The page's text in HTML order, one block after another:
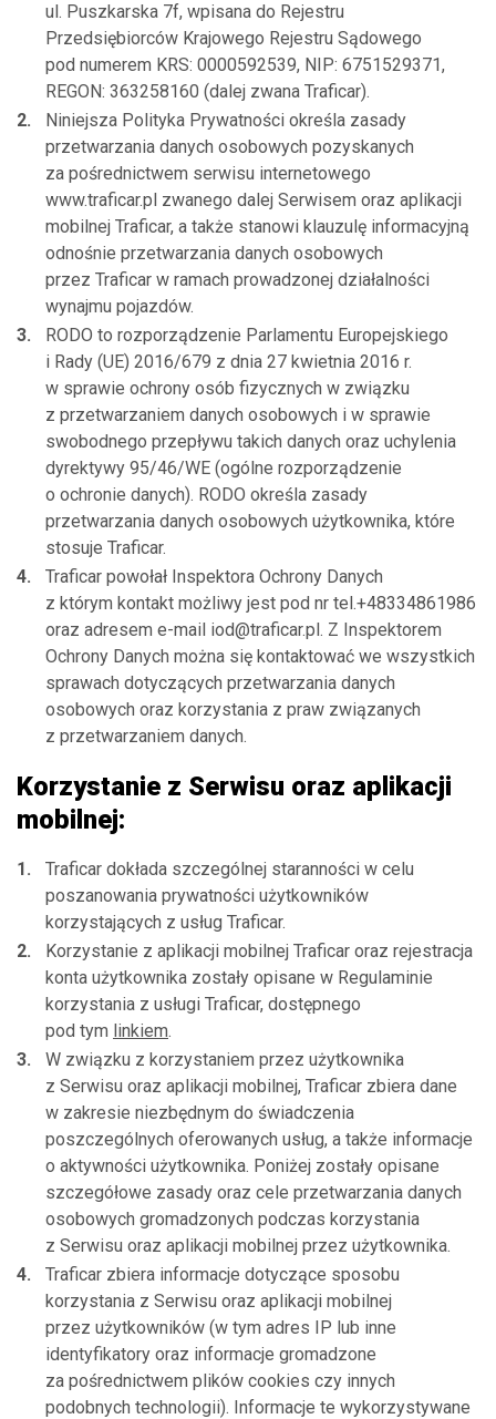
Pomoc
ul. Puszkarska 7f, wpisana do Rejestru
Przedsiębiorców Krajowego Rejestru Sądowego
pod numerem KRS: 0000592539, NIP: 6751529371,
REGON: 363258160 (dalej zwana Traficar).
Niniejsza Polityka Prywatności określa zasady
przetwarzania danych osobowych pozyskanych
za pośrednictwem serwisu internetowego
www.traficar.pl zwanego dalej Serwisem oraz aplikacji
mobilnej Traficar, a także stanowi klauzulę informacyjną
odnośnie przetwarzania danych osobowych
przez Traficar w ramach prowadzonej działalności
wynajmu pojazdów.
RODO to rozporządzenie Parlamentu Europejskiego
i Rady (UE) 2016/679 z dnia 27 kwietnia 2016 r.
w sprawie ochrony osób fizycznych w związku
z przetwarzaniem danych osobowych i w sprawie
swobodnego przepływu takich danych oraz uchylenia
dyrektywy 95/46/WE (ogólne rozporządzenie
o ochronie danych). RODO określa zasady
przetwarzania danych osobowych użytkownika, które
stosuje Traficar.
Traficar powołał Inspektora Ochrony Danych
z którym kontakt możliwy jest pod nr tel.+48334861986
oraz adresem e-mail iod@traficar.pl. Z Inspektorem
Ochrony Danych można się kontaktować we wszystkich
sprawach dotyczących przetwarzania danych
osobowych oraz korzystania z praw związanych
z przetwarzaniem danych.
Korzystanie z Serwisu oraz aplikacji
mobilnej:
Traficar dokłada szczególnej staranności w celu
poszanowania prywatności użytkowników
korzystających z usług Traficar.
Korzystanie z aplikacji mobilnej Traficar oraz rejestracja
konta użytkownika zostały opisane w Regulaminie
korzystania z usługi Traficar, dostępnego
pod tym linkiem.
W związku z korzystaniem przez użytkownika
z Serwisu oraz aplikacji mobilnej, Traficar zbiera dane
w zakresie niezbędnym do świadczenia
poszczególnych oferowanych usług, a także informacje
o aktywności użytkownika. Poniżej zostały opisane
szczegółowe zasady oraz cele przetwarzania danych
osobowych gromadzonych podczas korzystania
z Serwisu oraz aplikacji mobilnej przez użytkownika.
Traficar zbiera informacje dotyczące sposobu
korzystania z Serwisu oraz aplikacji mobilnej
przez użytkowników (w tym adres IP lub inne
identyfikatory oraz informacje gromadzone
za pośrednictwem plików cookies czy innych
podobnych technologii). Informacje te wykorzystywane